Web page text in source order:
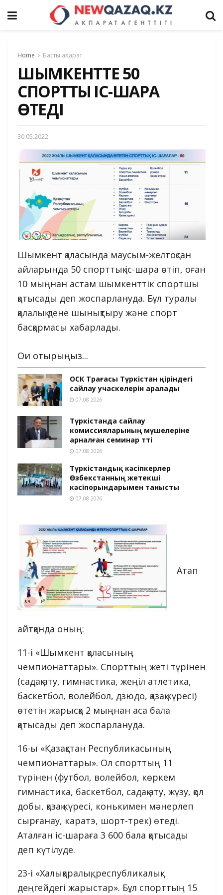
Home Басты ақпарат
ШЫМКЕНТТЕ 50
СПОРТТЫҚ ІС-ШАРА
ӨТЕДІ
30.05.2022
Шымкент қаласында маусым-желтоқсан
айларында 50 спорттық іс-шара өтіп, оған
10 мыңнан астам шымкенттік спортшы
қатысады деп жоспарлануда. Бұл туралы
қалалық дене шынықтыру және спорт
басқармасы хабарлады.
Оқи отырыңыз...
ОСК Төрағасы Түркістан өңіріндегі
сайлау учаскелерін аралады
07.08.2026
Түркістанда сайлау
комиссияларының мүшелеріне
арналған семинар өтті
07.08.2026
Түркістандық кәсіпкерлер
Өзбекстанның жетекші
кәсіпорындарымен танысты
07.08.2026
Атап
айтқанда оның:
11-і «Шымкент қаласының
чемпионаттары». Спорттың жеті түрінен
(садақ ату, гимнастика, жеңіл атлетика,
баскетбол, волейбол, дзюдо, қазақ күресі)
өтетін жарысқа 2 мыңнан аса бала
қатысады деп жоспарлануда.
16-ы «Қазақстан Республикасының
чемпионаттары». Ол спорттың 11
түрінен (футбол, волейбол, көркем
гимнастика, баскетбол, садақ ату, жүзу, қол
добы, қазақ күресі, конькимен мәнерлеп
сырғанау, каратэ, шорт-трек) өтеді.
Аталған іс-шараға 3 600 бала қатысады
деп күтілуде.
23-і «Халықаралық, республикалық
деңгейдегі жарыстар». Бұл спорттың 15